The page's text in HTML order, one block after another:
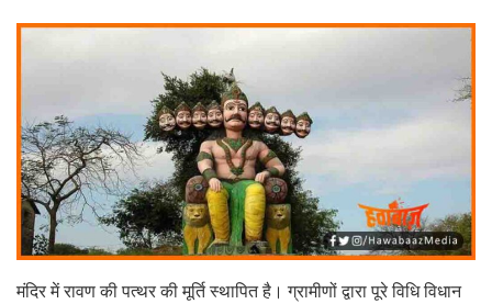
मंदिर में रावण की पत्थर की मूर्ति स्थापित है। ग्रामीणों द्वारा पूरे विधि विधान